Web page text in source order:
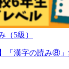
（5級）
「漢字の読み⑧